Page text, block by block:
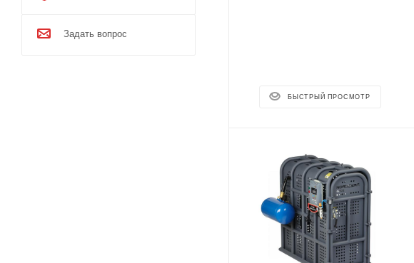
БЫСТРЫЙ ПРОСМОТР
Задать вопрос